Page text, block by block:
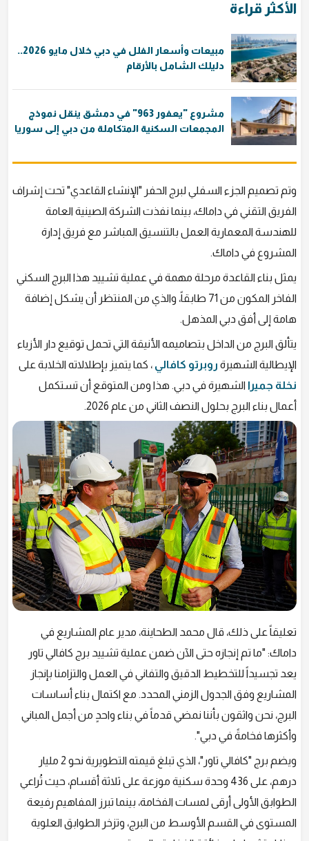
الأكثر قراءة
مبيعات وأسعار الفلل في دبي خلال مايو 2026..
دليلك الشامل بالأرقام
مشروع "يعفور 963" في دمشق ينقل نموذج
المجمعات السكنية المتكاملة من دبي إلى سوريا
وتم تصميم الجزء السفلي لبرج الحفر "الإنشاء القاعدي" تحت إشراف
الفريق التقني في داماك، بينما نفذت الشركة الصينية العامة
للهندسة المعمارية العمل بالتنسيق المباشر مع فريق إدارة
المشروع في داماك.
يمثل بناء القاعدة مرحلة مهمة في عملية تشييد هذا البرج السكني
الفاخر المكون من 71 طابقاً، والذي من المنتظر أن يشكل إضافة
هامة إلى أفق دبي المذهل.
يتألق البرج من الداخل بتصاميمه الأنيقة التي تحمل توقيع دار الأزياء
الإيطالية الشهيرة روبرتو كافالي ، كما يتميز بإطلالاته الخلابة على
نخلة جميرا الشهيرة في دبي. هذا ومن المتوقع أن تستكمل
أعمال بناء البرج بحلول النصف الثاني من عام 2026.
تعليقاً على ذلك، قال محمد الطحاينة، مدير عام المشاريع في
داماك: "ما تم إنجازه حتى الآن ضمن عملية تشييد برج كافالي تاور
يعد تجسيداً للتخطيط الدقيق والتفاني في العمل والتزامنا بإنجاز
المشاريع وفق الجدول الزمني المحدد. مع اكتمال بناء أساسات
البرج، نحن واثقون بأننا نمضي قدماً في بناء واحدٍ من أجمل المباني
وأكثرها فخامةً في دبي".
ويضم برج "كافالي تاور"، الذي تبلغ قيمته التطويرية نحو 2 مليار
درهم، على 436 وحدة سكنية موزعة على ثلاثة أقسام، حيث تُراعي
الطوابق الأولى أرقى لمسات الفخامة، بينما تبرز المفاهيم رفيعة
المستوى في القسم الأوسط من البرج، وتزخر الطوابق العلوية